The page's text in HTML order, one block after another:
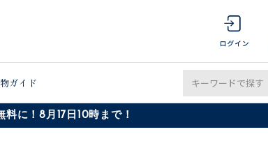
ガイド
に！8月17日10時まで！